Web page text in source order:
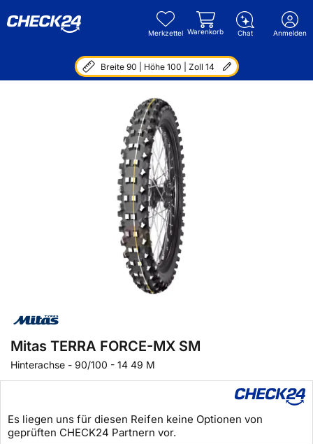
Merkzettel Warenkorb Chat Anmelden
Breite 90 | Höhe 100 | Zoll 14
Mitas TERRA FORCE-MX SM
Hinterachse - 90/100 - 14 49 M
Es liegen uns für diesen Reifen keine Optionen von
geprüften CHECK24 Partnern vor.